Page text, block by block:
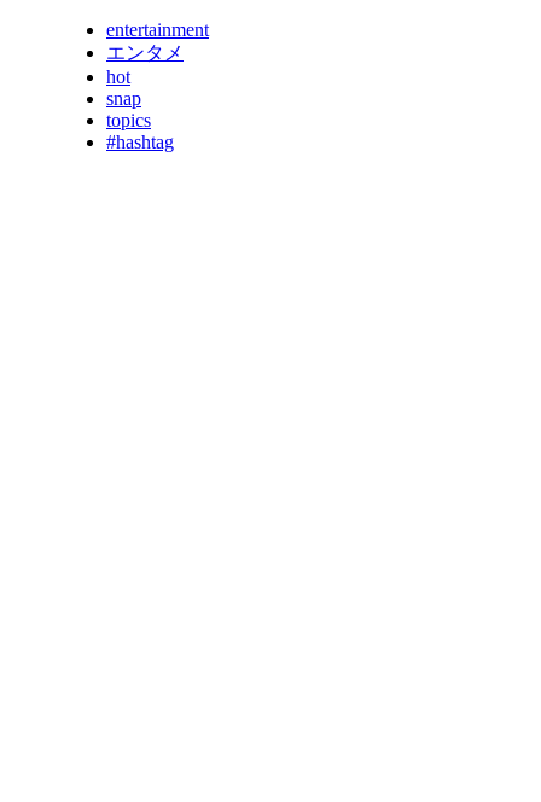
entertainment
エンタメ
hot
snap
topics
#hashtag